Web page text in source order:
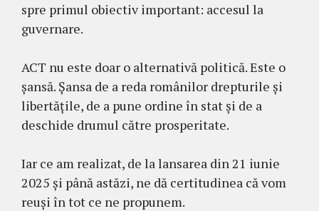
spre primul obiectiv important: accesul la
guvernare.
ACT nu este doar o alternativă politică. Este o
șansă. Șansa de a reda românilor drepturile și
libertățile, de a pune ordine în stat și de a
deschide drumul către prosperitate.
Iar ce am realizat, de la lansarea din 21 iunie
2025 și până astăzi, ne dă certitudinea că vom
reuși în tot ce ne propunem.